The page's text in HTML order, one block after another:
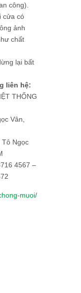
công).
cửa có
ảnh
chất
lại bất
liên hệ:
THỐNG
Vân,
Ngọc
4567 –
muoi/